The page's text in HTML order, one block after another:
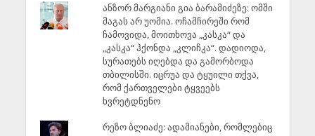
ანზორ მარგიანი გია ბარამიძეზე: ომში
მაგას არ უომია. ოჩამჩირეში რომ
ჩამოვიდა, მოითხოვა „კასკა“ და
„კასკა“ ჰქონდა „კლიჩკა“. დადიოდა,
სურათებს იღებდა და გამორბოდა
თბილისში. იცრუა და ტყუილი თქვა,
რომ ქართველები ტყვეებს
ხვრეტდნენო
რეზო ბლიაძე: ადამიანები, რომლებიც